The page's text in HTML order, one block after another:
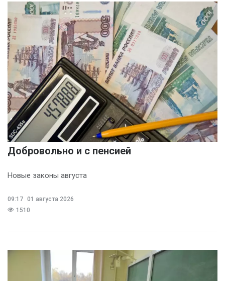
Добровольно и с пенсией
Новые законы августа
09:17 01 августа 2026
1510